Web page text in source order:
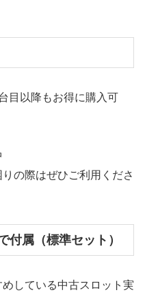
目以降もお得に購入可
の際はぜひご利用くださ
付属（標準セット）
している中古スロット実